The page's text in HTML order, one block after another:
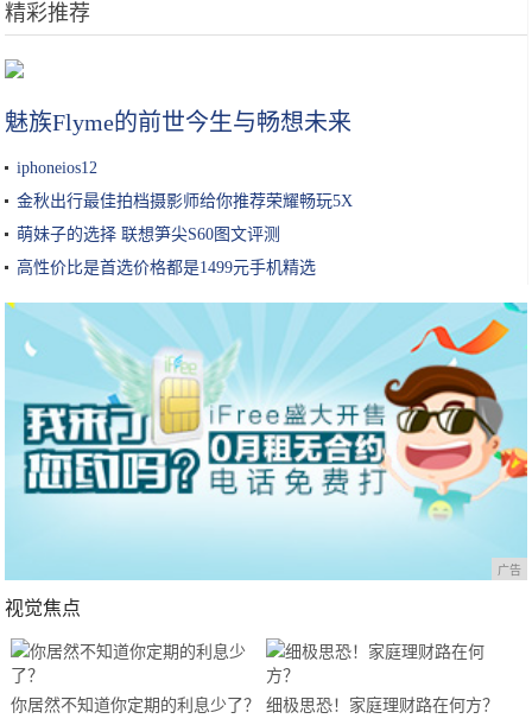
精彩推荐
魅族Flyme的前世今生与畅想未来
iphoneios12
金秋出行最佳拍档摄影师给你推荐荣耀畅玩5X
萌妹子的选择 联想笋尖S60图文评测
高性价比是首选价格都是1499元手机精选
广告
视觉焦点
你居然不知道你定期的利息少了？ 细极思恐！家庭理财路在何方？